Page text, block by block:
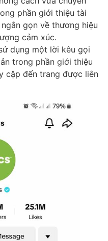
phần giới thiệu tài
gọn về thương hiệu
cảm xúc.
dụng một lời kêu gọi
trong phần giới thiệu
cập đến trang được liên